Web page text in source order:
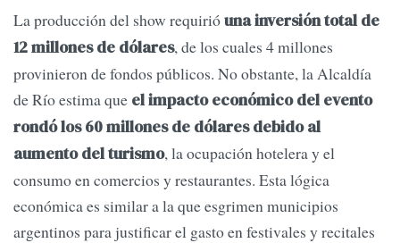
La producción del show requirióuna inversión total de
12 millones de dólares, de los cuales 4 millones
provinieron de fondos públicos. No obstante, la Alcaldía
de Río estima que el impacto económico del evento
rondó los 60 millones de dólares debido al
aumento del turismo, la ocupación hotelera y el
consumo en comercios y restaurantes. Esta lógica
económica es similar a la que esgrimen municipios
argentinos para justificar el gasto en festivales y recitales